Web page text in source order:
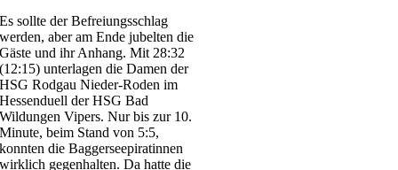
Es sollte der Befreiungsschlag
werden, aber am Ende jubelten die
Gäste und ihr Anhang. Mit 28:32
(12:15) unterlagen die Damen der
HSG Rodgau Nieder-Roden im
Hessenduell der HSG Bad
Wildungen Vipers. Nur bis zur 10.
Minute, beim Stand von 5:5,
konnten die Baggerseepiratinnen
wirklich gegenhalten. Da hatte die